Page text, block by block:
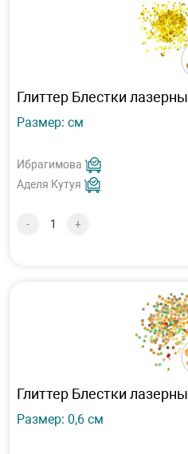
Глиттер Блестки
Размер: см
Ибрагимова
Аделя Кутуя
- +
Глиттер Блестки
Размер: 0,6 см